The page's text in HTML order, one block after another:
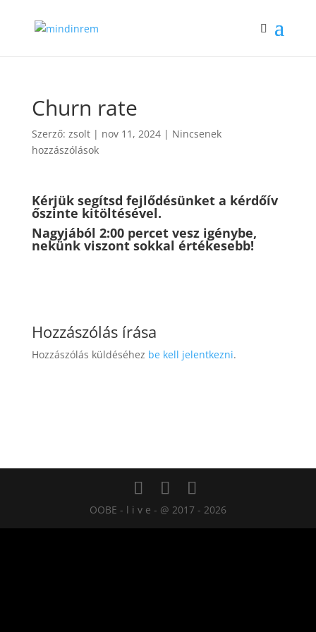
Churn rate
Szerző: zsolt| nov 11, 2024| Nincsenek
hozzászólások
Kérjük segítsd fejlődésünket a kérdőív
őszinte kitöltésével.
Nagyjából 2:00 percet vesz igénybe,
nekünk viszont sokkal értékesebb!
Hozzászólás írása
Hozzászólás küldéséhez be kell jelentkezni.
OOBE - l i v e - @ 2017 - 2026